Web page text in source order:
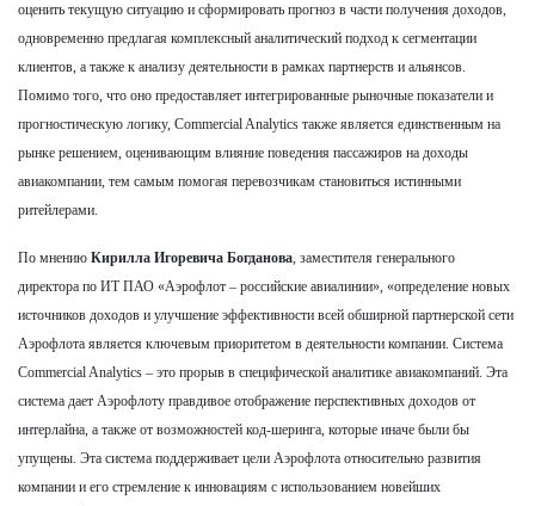
оценить текущую ситуацию и сформировать прогноз в части получения доходов,
одновременно предлагая комплексный аналитический подход к сегментации
клиентов, а также к анализу деятельности в рамках партнерств и альянсов.
Помимо того, что оно предоставляет интегрированные рыночные показатели и
прогностическую логику, Commercial Analytics также является единственным на
рынке решением, оценивающим влияние поведения пассажиров на доходы
авиакомпании, тем самым помогая перевозчикам становиться истинными
ритейлерами.
По мнению Кирилла Игоревича Богданова, заместителя генерального
директора по ИТ ПАО «Аэрофлот – российские авиалинии», «определение новых
источников доходов и улучшение эффективности всей обширной партнерской сети
Аэрофлота является ключевым приоритетом в деятельности компании. Система
Commercial Analytics – это прорыв в специфической аналитике авиакомпаний. Эта
система дает Аэрофлоту правдивое отображение перспективных доходов от
интерлайна, а также от возможностей код-шеринга, которые иначе были бы
упущены. Эта система поддерживает цели Аэрофлота относительно развития
компании и его стремление к инновациям с использованием новейших